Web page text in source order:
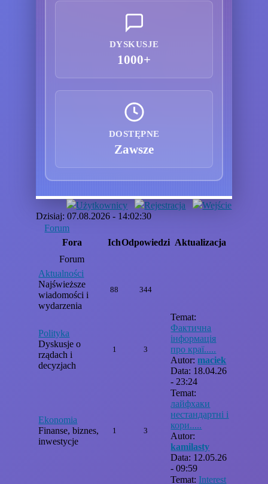
DYSKUSJE
1000+
DOSTĘPNE
Zawsze
Użytkownicy Rejestracja
Wejście
Dzisiaj: 07.08.2026 - 14:02:30
Forum
Fora
IchOdpowiedzi Aktualizacja
Forum
Aktualności
Najświeższe
wiadomości i
wydarzenia
88 344
Polityka
Dyskusje o
rządach i
decyzjach
1 3
Temat:
Фактична
інформація
про краї.....
Autor:maciek
Data: 18.04.26
- 23:24
Ekonomia
Finanse, biznes,
inwestycje
1 3
Temat:
лайфхаки
нестандартні і
кори.....
Autor:
kamilasty
Data: 12.05.26
- 09:59
Temat: Interest